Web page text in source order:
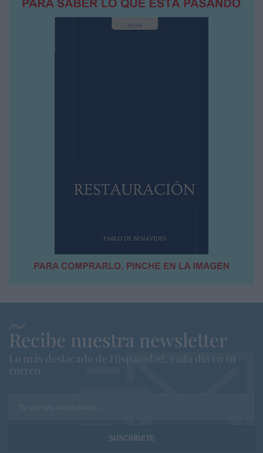
Recibe nuestra newsletter
Lo más destacado de Hispanidad, cada dia en tu
correo
Tu correo electrónico...